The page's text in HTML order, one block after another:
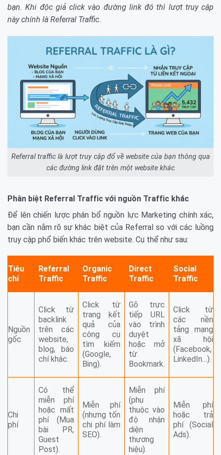
bạn. Khi độc giả click vào đường link đó thì lượt truy cập
này chính là Referral Traffic.
Referral traffic là lượt truy cập đổ về website của bạn thông qua
các đường link đặt trên một website khác
Phân biệt Referral Traffic với nguồn Traffic khác
Để lên chiến lược phân bổ nguồn lực Marketing chính xác,
bạn cần nắm rõ sự khác biệt của Referral so với các luồng
truy cập phổ biến khác trên website. Cụ thể như sau:
Tiêu
chí
Referral
Traffic
Organic
Traffic
Direct
Traffic
Social
Traffic
Nguồn
gốc
Click từ
backlink
trên các
website,
blog, báo
chí khác.
Click từ
trang kết
quả của
công cụ
tìm kiếm
(Google,
Bing).
Gõ trực
tiếp URL
vào trình
duyệt
hoặc mở
từ
Bookmark.
Click từ
các nền
tảng mạng
xã hội
(Facebook,
LinkedIn…).
Chi
phí
Có thể
miễn phí
hoặc mất
phí (Mua
bài PR,
Guest
Post).
Miễn phí
(nhưng tốn
chi phí làm
SEO).
Miễn phí
(phụ
thuộc vào
độ nhận
diện
thương
hiệu).
Miễn phí
hoặc trả
phí (Social
Ads).